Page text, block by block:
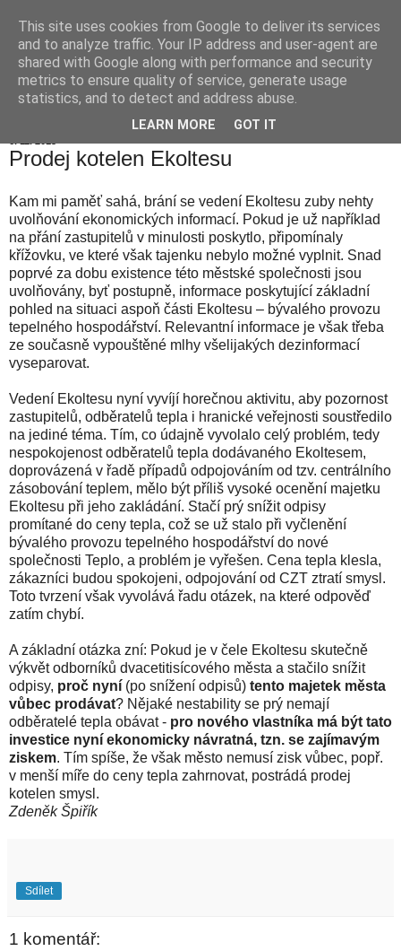
Hranické listy
Prodej kotelen Ekoltesu
Kam mi paměť sahá, brání se vedení Ekoltesu zuby nehty
uvolňování ekonomických informací. Pokud je už například
na přání zastupitelů v minulosti poskytlo, připomínaly
křížovku, ve které však tajenku nebylo možné vyplnit. Snad
poprvé za dobu existence této městské společnosti jsou
uvolňovány, byť postupně, informace poskytující základní
pohled na situaci aspoň části Ekoltesu – bývalého provozu
tepelného hospodářství. Relevantní informace je však třeba
ze současně vypouštěné mlhy všelijakých dezinformací
vyseparovat.
Vedení Ekoltesu nyní vyvíjí horečnou aktivitu, aby pozornost
zastupitelů, odběratelů tepla i hranické veřejnosti soustředilo
na jediné téma. Tím, co údajně vyvolalo celý problém, tedy
nespokojenost odběratelů tepla dodávaného Ekoltesem,
doprovázená v řadě případů odpojováním od tzv. centrálního
zásobování teplem, mělo být příliš vysoké ocenění majetku
Ekoltesu při jeho zakládání. Stačí prý snížit odpisy
promítané do ceny tepla, což se už stalo při vyčlenění
bývalého provozu tepelného hospodářství do nové
společnosti Teplo, a problém je vyřešen. Cena tepla klesla,
zákazníci budou spokojeni, odpojování od CZT ztratí smysl.
Toto tvrzení však vyvolává řadu otázek, na které odpověď
zatím chybí.
A základní otázka zní: Pokud je v čele Ekoltesu skutečně
výkvět odborníků dvacetitisícového města a stačilo snížit
odpisy, proč nyní (po snížení odpisů) tento majetek města
vůbec prodávat? Nějaké nestability se prý nemají
odběratelé tepla obávat - pro nového vlastníka má být tato
investice nyní ekonomicky návratná, tzn. se zajímavým
ziskem. Tím spíše, že však město nemusí zisk vůbec, popř.
v menší míře do ceny tepla zahrnovat, postrádá prodej
kotelen smysl.
Zdeněk Špiřík
Sdílet
1 komentář:
This site uses cookies from Google to deliver its services
and to analyze traffic. Your IP address and user-agent are
shared with Google along with performance and security
metrics to ensure quality of service, generate usage
statistics, and to detect and address abuse.
LEARN MORE GOT IT